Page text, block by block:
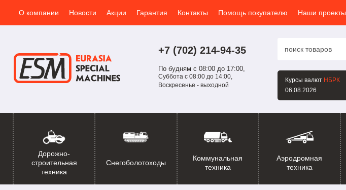
О компании Новости Акции Гарантия Контакты Помощь покупателю Наши проекты
+7 (702) 214-94-35
По будням с 08:00 до 17:00,
Суббота с 08:00 до 14:00,
Воскресенье - выходной
Курсы валют НБРК
06.08.2026
Дорожно-
строительная
техника
Снегоболотоходы
Коммунальная
техника
Аэродромная
техника